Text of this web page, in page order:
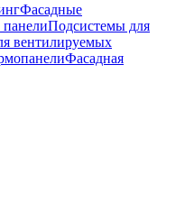
Фасадные
Подсистемы для
вентилируемых
Фасадная